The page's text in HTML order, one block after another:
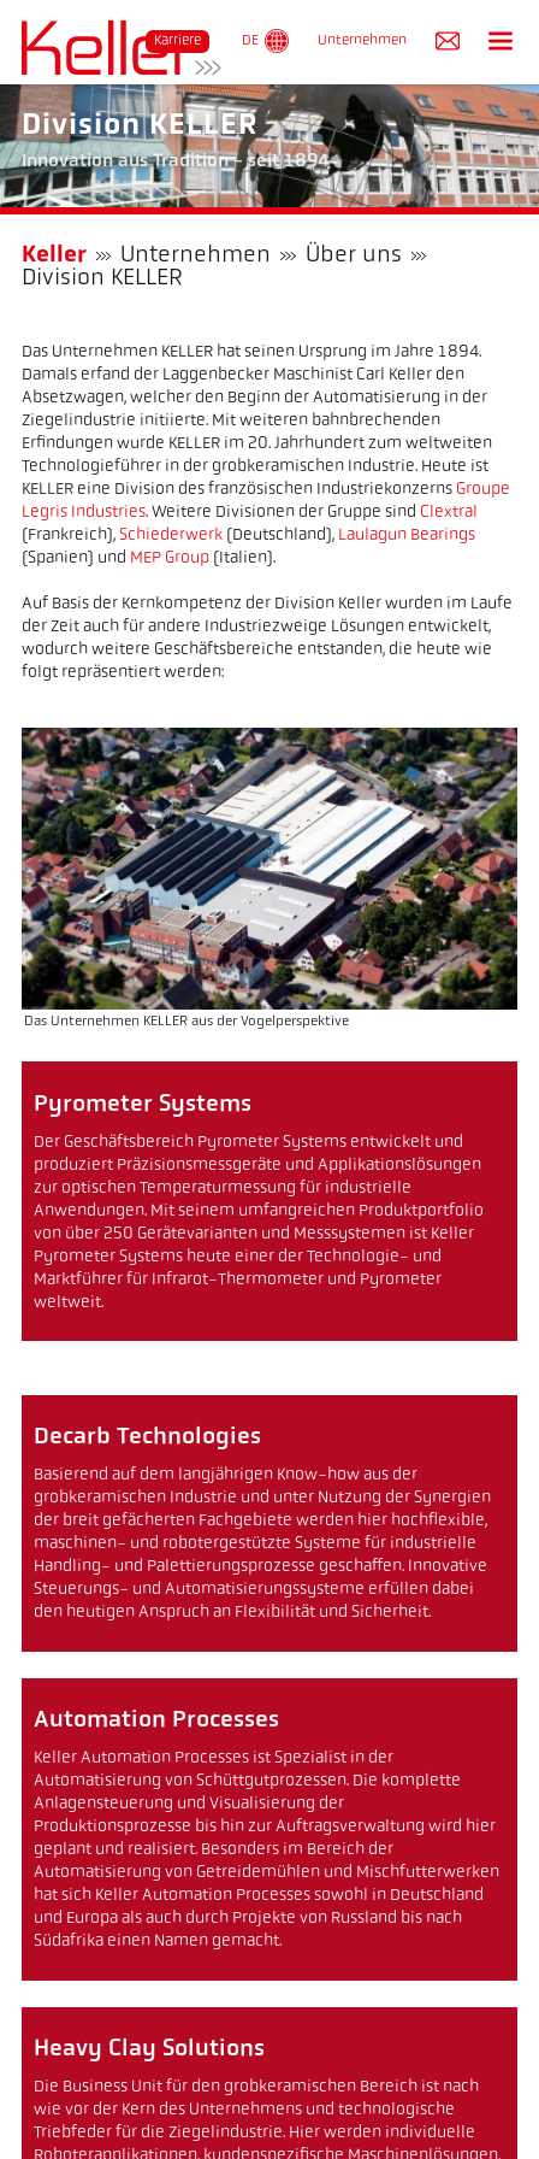
Karriere DE Unternehmen
Division KELLER
Innovation aus Tradition - seit 1894
Keller Unternehmen
Über uns
Division KELLER
Das Unternehmen KELLER hat seinen Ursprung im Jahre 1894.
Damals erfand der Laggenbecker Maschinist Carl Keller den
Absetzwagen, welcher den Beginn der Automatisierung in der
Ziegelindustrie initiierte. Mit weiteren bahnbrechenden
Erfindungen wurde KELLER im 20. Jahrhundert zum weltweiten
Technologieführer in der grobkeramischen Industrie. Heute ist
KELLER eine Division des französischen Industriekonzerns Groupe
Legris Industries. Weitere Divisionen der Gruppe sind Clextral
(Frankreich), Schiederwerk(Deutschland), Laulagun Bearings
(Spanien) und MEP Group(Italien).
Auf Basis der Kernkompetenz der Division Keller wurden im Laufe
der Zeit auch für andere Industriezweige Lösungen entwickelt,
wodurch weitere Geschäftsbereiche entstanden, die heute wie
folgt repräsentiert werden:
Das Unternehmen KELLER aus der Vogelperspektive
Pyrometer Systems
Der Geschäftsbereich Pyrometer Systems entwickelt und
produziert Präzisionsmessgeräte und Applikationslösungen
zur optischen Temperaturmessung für industrielle
Anwendungen. Mit seinem umfangreichen Produktportfolio
von über 250 Gerätevarianten und Messsystemen ist Keller
Pyrometer Systems heute einer der Technologie- und
Marktführer für Infrarot-Thermometer und Pyrometer
weltweit.
Decarb Technologies
Basierend auf dem langjährigen Know-how aus der
grobkeramischen Industrie und unter Nutzung der Synergien
der breit gefächerten Fachgebiete werden hier hochflexible,
maschinen- und robotergestützte Systeme für industrielle
Handling- und Palettierungsprozesse geschaffen. Innovative
Steuerungs- und Automatisierungssysteme erfüllen dabei
den heutigen Anspruch an Flexibilität und Sicherheit.
Automation Processes
Keller Automation Processes ist Spezialist in der
Automatisierung von Schüttgutprozessen. Die komplette
Anlagensteuerung und Visualisierung der
Produktionsprozesse bis hin zur Auftragsverwaltung wird hier
geplant und realisiert. Besonders im Bereich der
Automatisierung von Getreidemühlen und Mischfutterwerken
hat sich Keller Automation Processes sowohl in Deutschland
und Europa als auch durch Projekte von Russland bis nach
Südafrika einen Namen gemacht.
Heavy Clay Solutions
Die Business Unit für den grobkeramischen Bereich ist nach
wie vor der Kern des Unternehmens und technologische
Triebfeder für die Ziegelindustrie. Hier werden individuelle